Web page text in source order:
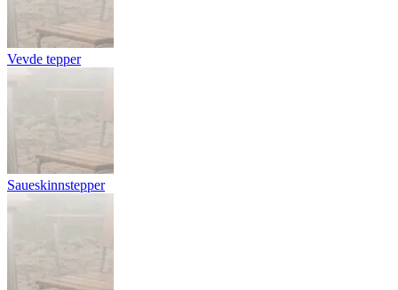
Vevde tepper
Saueskinnstepper